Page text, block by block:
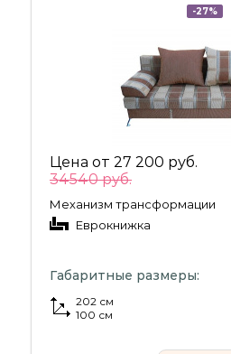
-27%
Цена от 27 200 руб.
34540 руб.
Механизм трансформации
Еврокнижка
Габаритные размеры:
202 см
100 см